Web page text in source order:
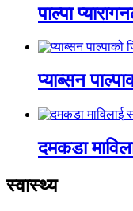
पाल्पा
प्याब्सन
दमकडा
स्वास्थ्य